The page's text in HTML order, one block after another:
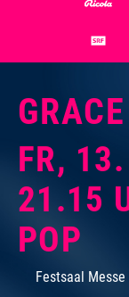
FR,
21.15
POP
Festsaal Messe